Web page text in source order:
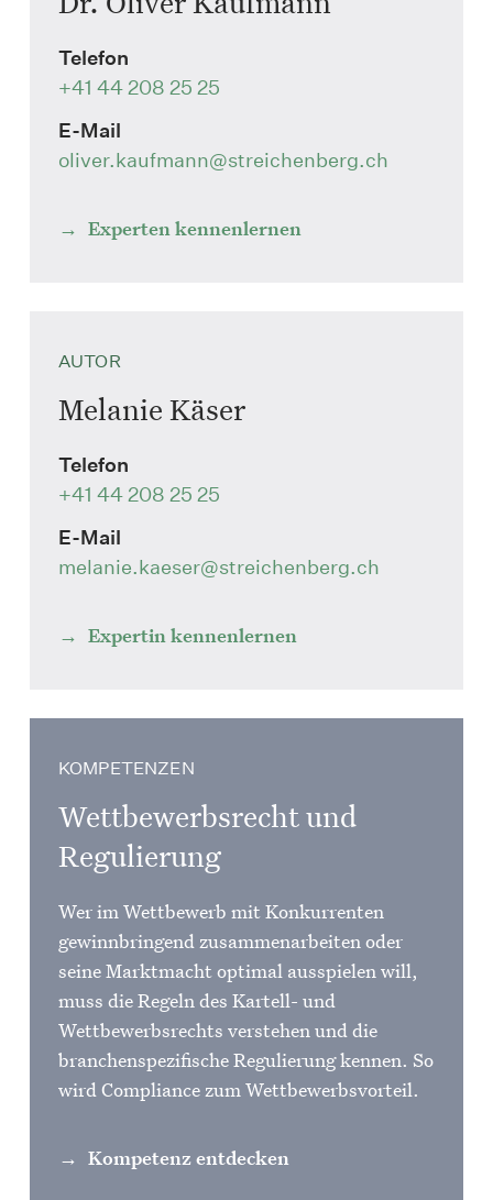
Telefon
+41 44 208 25 25
E-Mail
oliver.kaufmann@streichenberg.ch
Experten kennenlernen
AUTOR
Melanie Käser
Telefon
+41 44 208 25 25
E-Mail
melanie.kaeser@streichenberg.ch
Expertin kennenlernen
KOMPETENZEN
Wettbewerbsrecht und
Regulierung
Wer im Wettbewerb mit Konkurrenten
gewinnbringend zusammenarbeiten oder
seine Marktmacht optimal ausspielen will,
muss die Regeln des Kartell- und
Wettbewerbsrechts verstehen und die
branchenspezifische Regulierung kennen. So
wird Compliance zum Wettbewerbsvorteil.
Kompetenz entdecken